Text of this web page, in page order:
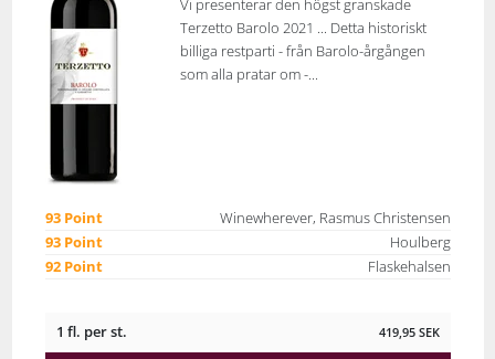
Vi presenterar den högst granskade
Terzetto Barolo 2021 ... Detta historiskt
billiga restparti - från Barolo-årgången
som alla pratar om -...
93 Point
Winewherever, Rasmus Christensen
93 Point
Houlberg
92 Point
Flaskehalsen
1 fl. per st. 419,95 SEK